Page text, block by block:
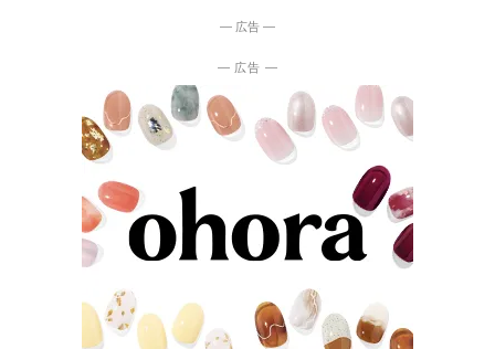
― 広告 ―
― 広告 ―